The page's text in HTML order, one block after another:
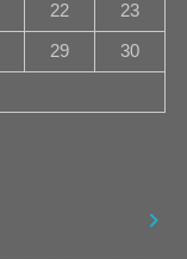
22 23
29 30